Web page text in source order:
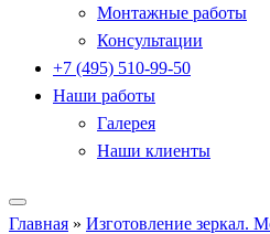
Монтажные работы
Консультации
+7 (495) 510-99-50
Наши работы
Галерея
Наши клиенты
Главная » Изготовление зеркал.